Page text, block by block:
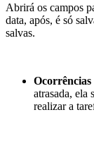
Abrirá os campos
data, após, é só
salvas.
Ocorrências
atrasada, ela
realizar a